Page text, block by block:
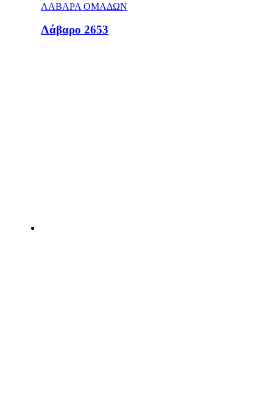
ΛΑΒΑΡΑ ΟΜΑΔΩΝ
Λάβαρο 2653